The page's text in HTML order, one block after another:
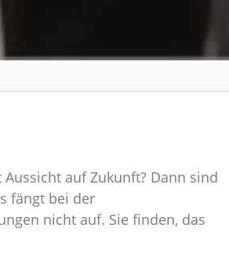
auf Zukunft? Dann sind
fängt bei der
nicht auf. Sie finden, das